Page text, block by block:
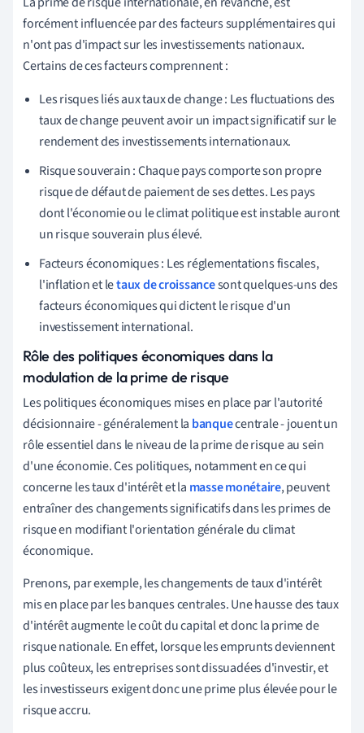
forcément influencée par des facteurs supplémentaires qui
n'ont pas d'impact sur les investissements nationaux.
Certains de ces facteurs comprennent :
Les risques liés aux taux de change : Les fluctuations des
taux de change peuvent avoir un impact significatif sur le
rendement des investissements internationaux.
Risque souverain : Chaque pays comporte son propre
risque de défaut de paiement de ses dettes. Les pays
dont l'économie ou le climat politique est instable auront
un risque souverain plus élevé.
Facteurs économiques : Les réglementations fiscales,
l'inflation et letaux de croissancesont quelques-uns des
facteurs économiques qui dictent le risque d'un
investissement international.
Rôle des politiques économiques dans la
modulation de la prime de risque
Les politiques économiques mises en place par l'autorité
décisionnaire - généralement la banquecentrale - jouent un
rôle essentiel dans le niveau de la prime de risque au sein
d'une économie. Ces politiques, notamment en ce qui
concerne les taux d'intérêt et la masse monétaire, peuvent
entraîner des changements significatifs dans les primes de
risque en modifiant l'orientation générale du climat
économique.
Prenons, par exemple, les changements de taux d'intérêt
mis en place par les banques centrales. Une hausse des taux
d'intérêt augmente le coût du capital et donc la prime de
risque nationale. En effet, lorsque les emprunts deviennent
plus coûteux, les entreprises sont dissuadées d'investir, et
les investisseurs exigent donc une prime plus élevée pour le
risque accru.